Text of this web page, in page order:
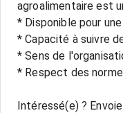
agroalimentaire est
* Disponible pour
* Capacité à suivre
* Sens de
* Respect des
Intéressé(e) ?